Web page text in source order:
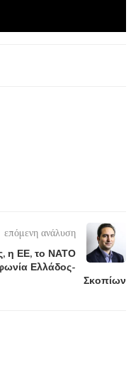
επόμενη ανάλυση
η ΕΕ, το ΝΑΤΟ
Ελλάδος-
Σκοπίων